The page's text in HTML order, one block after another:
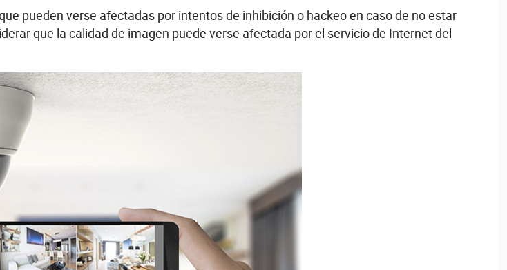
pueden verse afectadas por intentos de inhibición o hackeo en caso de no estar
que la calidad de imagen puede verse afectada por el servicio de Internet del